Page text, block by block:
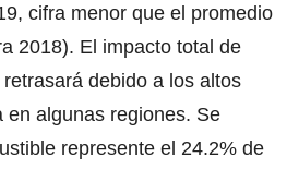
cifra menor que el promedio
2018). El impacto total de
debido a los altos
en algunas regiones. Se
represente el 24.2% de